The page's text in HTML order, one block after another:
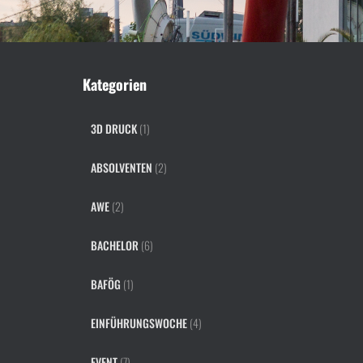
Kategorien
3D DRUCK(1)
ABSOLVENTEN (2)
AWE(2)
BACHELOR (6)
BAFÖG (1)
EINFÜHRUNGSWOCHE(4)